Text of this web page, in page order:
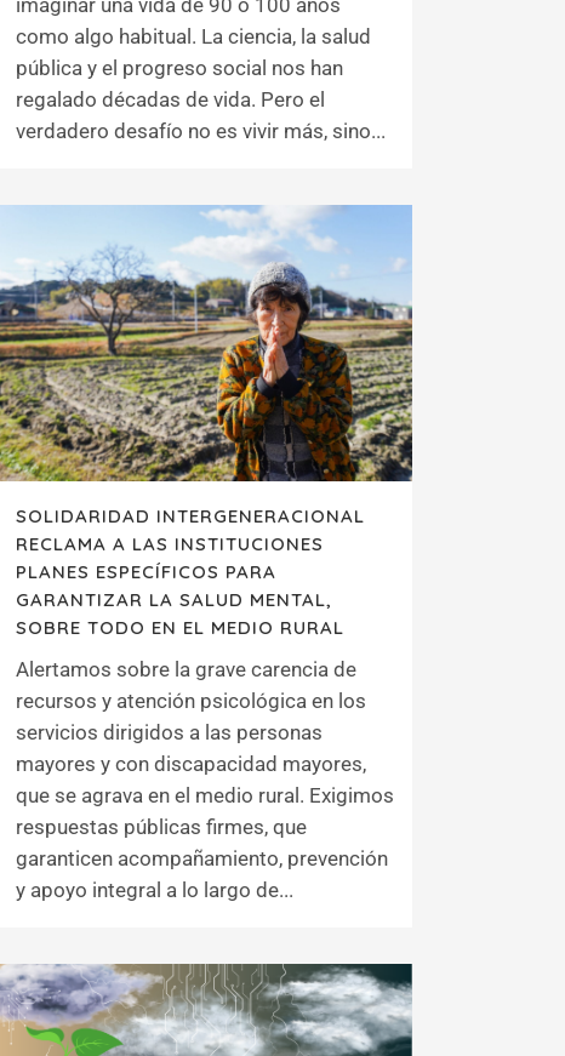
imaginar una vida de 90 o 100 años
como algo habitual. La ciencia, la salud
pública y el progreso social nos han
regalado décadas de vida. Pero el
verdadero desafío no es vivir más, sino...
SOLIDARIDAD INTERGENERACIONAL
RECLAMA A LAS INSTITUCIONES
PLANES ESPECÍFICOS PARA
GARANTIZAR LA SALUD MENTAL,
SOBRE TODO EN EL MEDIO RURAL
Alertamos sobre la grave carencia de
recursos y atención psicológica en los
servicios dirigidos a las personas
mayores y con discapacidad mayores,
que se agrava en el medio rural. Exigimos
respuestas públicas firmes, que
garanticen acompañamiento, prevención
y apoyo integral a lo largo de...